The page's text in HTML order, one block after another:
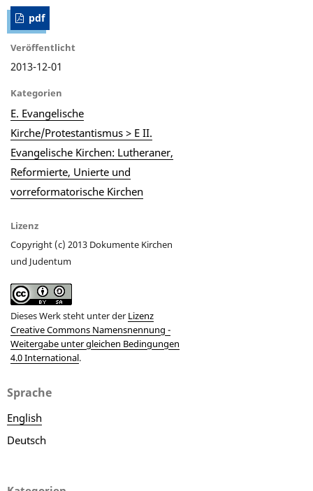
pdf
Veröffentlicht
2013-12-01
Kategorien
E. Evangelische
Kirche/Protestantismus > E II.
Evangelische Kirchen: Lutheraner,
Reformierte, Unierte und
vorreformatorische Kirchen
Lizenz
Copyright (c) 2013 Dokumente Kirchen
und Judentum
Dieses Werk steht unter der Lizenz
Creative Commons Namensnennung -
Weitergabe unter gleichen Bedingungen
4.0 International.
Sprache
English
Deutsch